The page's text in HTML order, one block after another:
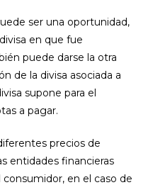
ser una oportunidad,
en que fue
puede darse la otra
de la divisa asociada a
supone para el
a pagar.
precios de
entidades financieras
en el caso de